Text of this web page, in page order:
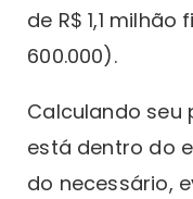
de R$ 1,1
600.000).
Calculando seu
está dentro do
do necessário,